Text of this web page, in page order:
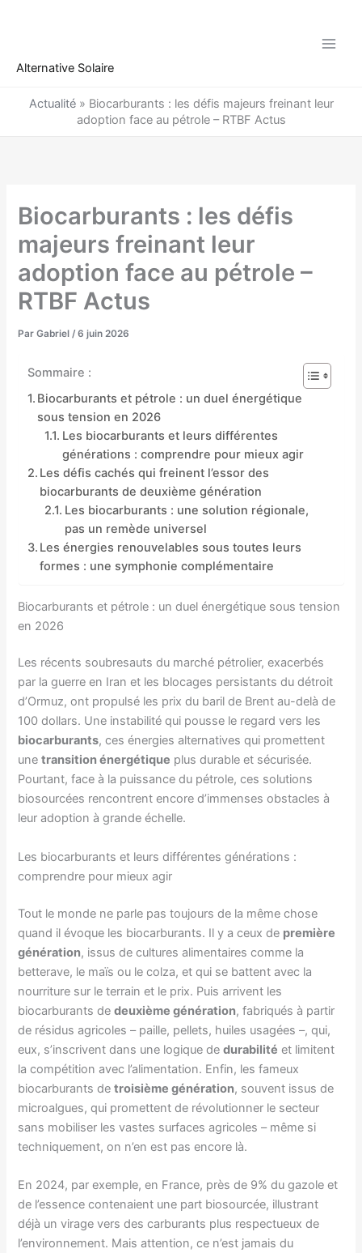
Alternative Solaire
Actualité» Biocarburants : les défis majeurs freinant leur
adoption face au pétrole – RTBF Actus
Biocarburants : les défis
majeurs freinant leur
adoption face au pétrole –
RTBF Actus
ParGabriel/6 juin 2026
Sommaire :
Biocarburants et pétrole : un duel énergétique
sous tension en 2026
Les biocarburants et leurs différentes
générations : comprendre pour mieux agir
Les défis cachés qui freinent l’essor des
biocarburants de deuxième génération
Les biocarburants : une solution régionale,
pas un remède universel
Les énergies renouvelables sous toutes leurs
formes : une symphonie complémentaire
Biocarburants et pétrole : un duel énergétique sous tension
en 2026
Les récents soubresauts du marché pétrolier, exacerbés
par la guerre en Iran et les blocages persistants du détroit
d’Ormuz, ont propulsé les prix du baril de Brent au-delà de
100 dollars. Une instabilité qui pousse le regard vers les
biocarburants, ces énergies alternatives qui promettent
unetransition énergétique plus durable et sécurisée.
Pourtant, face à la puissance du pétrole, ces solutions
biosourcées rencontrent encore d’immenses obstacles à
leur adoption à grande échelle.
Les biocarburants et leurs différentes générations :
comprendre pour mieux agir
Tout le monde ne parle pas toujours de la même chose
quand il évoque les biocarburants. Il y a ceux de première
génération, issus de cultures alimentaires comme la
betterave, le maïs ou le colza, et qui se battent avec la
nourriture sur le terrain et le prix. Puis arrivent les
biocarburants dedeuxième génération, fabriqués à partir
de résidus agricoles – paille, pellets, huiles usagées –, qui,
eux, s’inscrivent dans une logique dedurabilité et limitent
la compétition avec l’alimentation. Enfin, les fameux
biocarburants detroisième génération, souvent issus de
microalgues, qui promettent de révolutionner le secteur
sans mobiliser les vastes surfaces agricoles – même si
techniquement, on n’en est pas encore là.
En 2024, par exemple, en France, près de 9% du gazole et
de l’essence contenaient une part biosourcée, illustrant
déjà un virage vers des carburants plus respectueux de
l’environnement. Mais attention, ce n’est jamais du